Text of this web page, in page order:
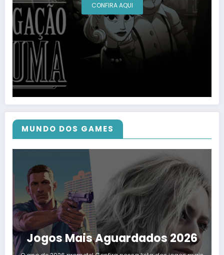
CONFIRA AQUI
MUNDO DOS GAMES
Jogos Mais Aguardados 2026